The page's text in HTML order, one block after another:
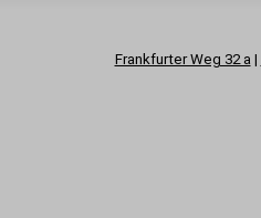
Frankfurter Weg 32 a |